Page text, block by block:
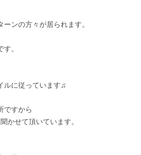
ンの方々が居られます。
。
ルに従っています♫
ですから
かせて頂いています。